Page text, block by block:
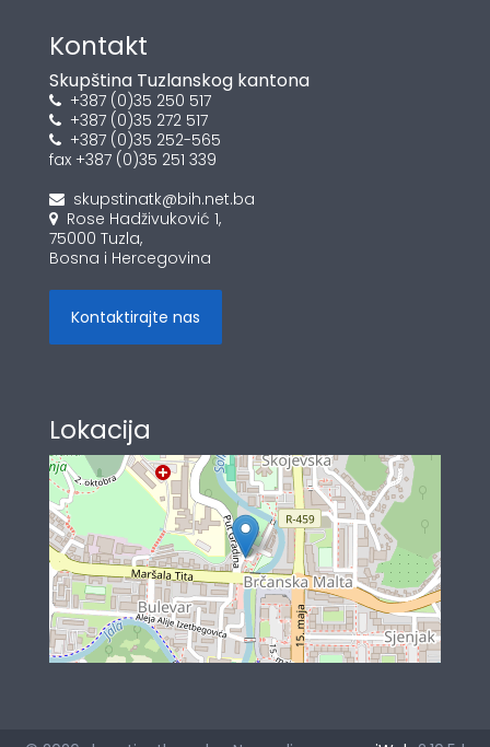
Kontakt
Skupština Tuzlanskog kantona
+387 (0)35 250 517
+387 (0)35 272 517
+387 (0)35 252-565
fax +387 (0)35 251 339
skupstinatk@bih.net.ba
Rose Hadživuković 1,
75000 Tuzla,
Bosna i Hercegovina
Kontaktirajte nas
Lokacija